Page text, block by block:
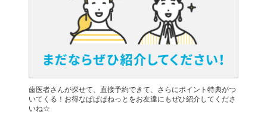
歯医者さんが探せて、直接予約できて、さらにポイント特典がつ
いてくる！お得なぱぱぱねっとをお友達にもぜひ紹介してくださ
いね☆